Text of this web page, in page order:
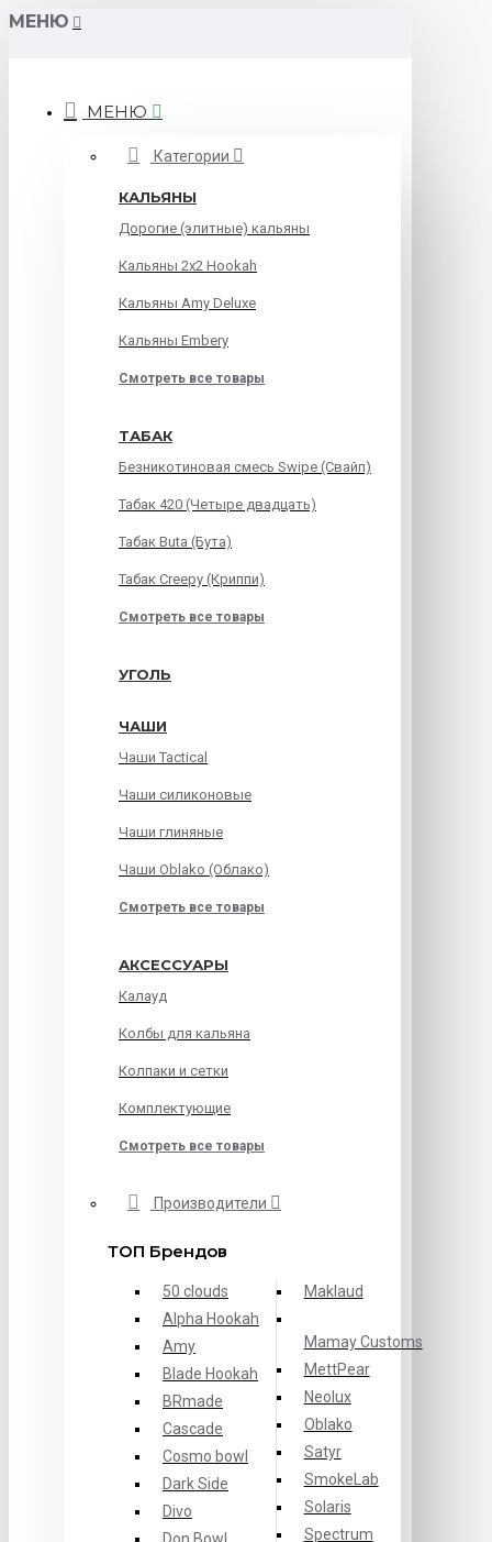
МЕНЮ
МЕНЮ
Категории
КАЛЬЯНЫ
Дорогие (элитные) кальяны
Кальяны 2х2 Hookah
Кальяны Amy Deluxe
Кальяны Embery
Смотреть все товары
ТАБАК
Безникотиновая смесь Swipe (Свайп)
Табак 420 (Четыре двадцать)
Табак Buta (Бута)
Табак Creepy (Криппи)
Смотреть все товары
УГОЛЬ
ЧАШИ
Чаши Tactical
Чаши силиконовые
Чаши глиняные
Чаши Oblako (Облако)
Смотреть все товары
АКСЕССУАРЫ
Калауд
Колбы для кальяна
Колпаки и сетки
Комплектующие
Смотреть все товары
Производители
ТОП Брендов
50 clouds
Alpha Hookah
Amy
Blade Hookah
BRmade
Cascade
Cosmo bowl
Dark Side
Divo
Maklaud
Mamay Customs
MettPear
Neolux
Oblako
Satyr
SmokeLab
Solaris
Spectrum